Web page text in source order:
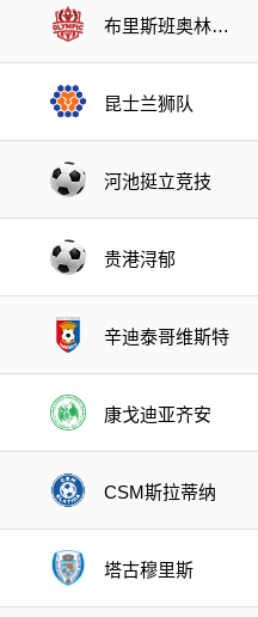
布里斯班奥林匹
昆士兰狮队
河池挺立竞技
贵港浔郁
辛迪泰哥维斯特
康戈迪亚齐安
CSM斯拉蒂纳
塔古穆里斯